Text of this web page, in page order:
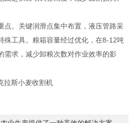
。关键润滑点集中布置，液压管路采
殊工具。粮箱容量经过优化，在8-12吨
需求，减少卸粮次数对作业效率的影